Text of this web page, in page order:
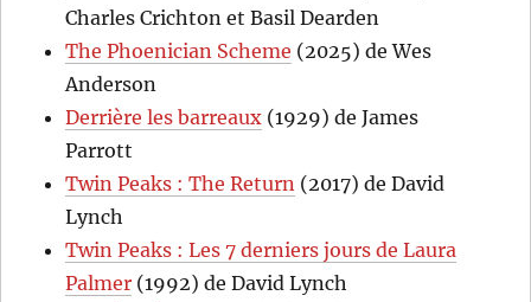
Charles Crichton et Basil Dearden
The Phoenician Scheme (2025) de Wes
Anderson
Derrière les barreaux (1929) de James
Parrott
Twin Peaks : The Return (2017) de David
Lynch
Twin Peaks : Les 7 derniers jours de Laura
Palmer (1992) de David Lynch